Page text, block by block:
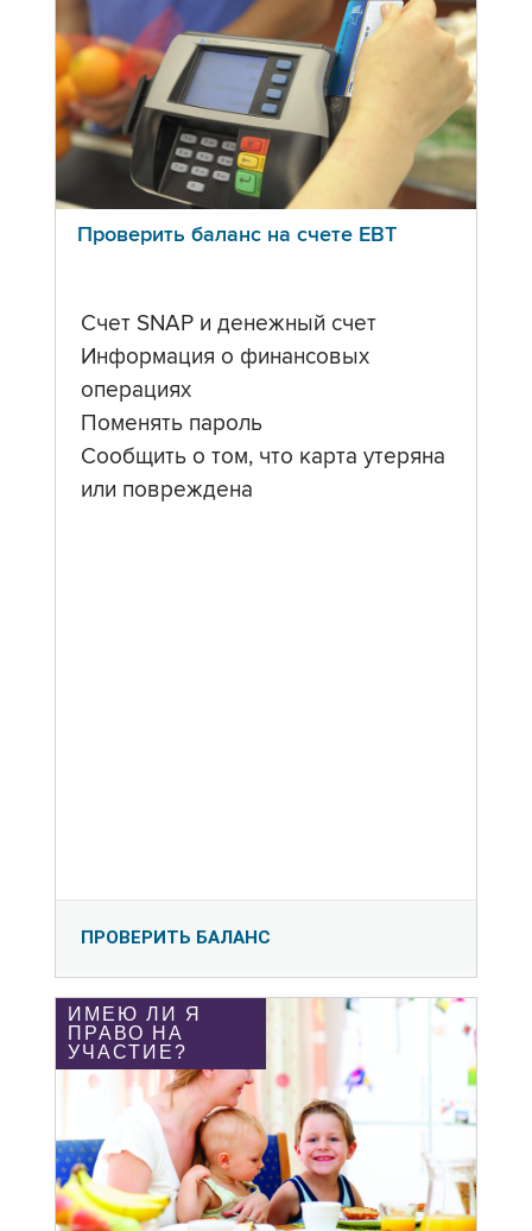
Проверить баланс на счете ЕВТ
Счет SNAP и денежный счет
Информация о финансовых
операциях
Поменять пароль
Сообщить о том, что карта утеряна
или повреждена
ПРОВЕРИТЬ БАЛАНС
ИМЕЮ ЛИ Я
ПРАВО НА
УЧАСТИЕ?